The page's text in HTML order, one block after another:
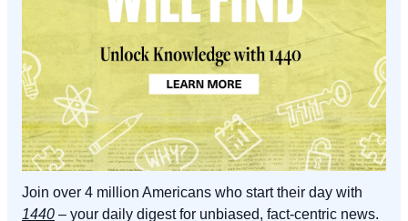
1440 – your daily digest for unbiased, fact-centric news.